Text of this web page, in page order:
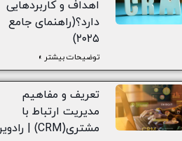
اهداف و کاربردهایی
دارد؟(راهنمای جامع
۲۰۲۵)
توضیحات بیشتر »
تعریف و مفاهیم
مدیریت ارتباط با
مشتری(CRM) | رادوین